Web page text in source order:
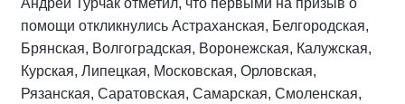
Андрей Турчак отметил, что первыми на призыв о
помощи откликнулись Астраханская, Белгородская,
Брянская, Волгоградская, Воронежская, Калужская,
Курская, Липецкая, Московская, Орловская,
Рязанская, Саратовская, Самарская, Смоленская,